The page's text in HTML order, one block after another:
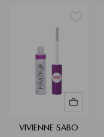
VIVIENNE SABO